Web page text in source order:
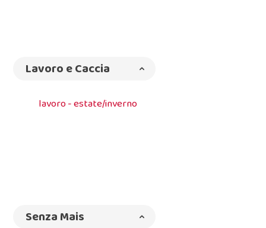
Lavoro e Caccia
lavoro - estate/inverno
Senza Mais